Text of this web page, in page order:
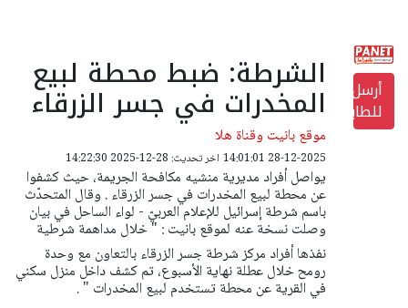
أرسل
للطابعة
الشرطة: ضبط محطة لبيع
المخدرات في جسر الزرقاء
موقع بانيت وقناة هلا
28-12-2025 14:01:01 اخر تحديث: 28-12-2025 14:22:30
يواصل أفراد مديرية منشيه مكافحة الجريمة، حيث كشفوا
عن محطة لبيع المخدرات في جسر الزرقاء . وقال المتحدّث
باسم شرطة إسرائيل للإعلام العربيّ - لواء الساحل في بيان
وصلت نسخة عنه لموقع بانيت : " خلال مداهمة شرطية
نفذها أفراد مركز شرطة جسر الزرقاء بالتعاون مع وحدة
رومح خلال عطلة نهاية الأسبوع، تم كشف داخل منزل سكني
في القرية عن محطة تستخدم لبيع المخدرات " .